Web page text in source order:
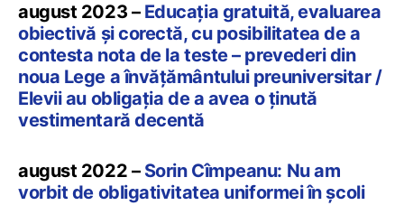
august 2023 – Educația gratuită, evaluarea
obiectivă și corectă, cu posibilitatea de a
contesta nota de la teste – prevederi din
noua Lege a învățământului preuniversitar /
Elevii au obligația de a avea o ținută
vestimentară decentă
august 2022 – Sorin Cîmpeanu: Nu am
vorbit de obligativitatea uniformei în școli